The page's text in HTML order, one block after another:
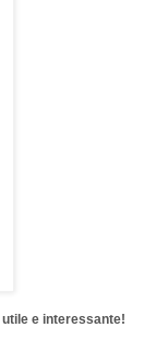
utile e interessante!